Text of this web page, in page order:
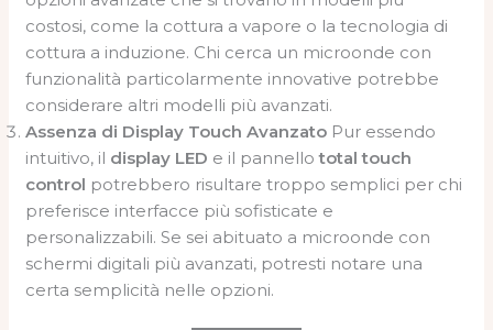
costosi, come la cottura a vapore o la tecnologia di
cottura a induzione. Chi cerca un microonde con
funzionalità particolarmente innovative potrebbe
considerare altri modelli più avanzati.
Assenza di Display Touch Avanzato Pur essendo
intuitivo, il display LED e il pannellototal touch
control potrebbero risultare troppo semplici per chi
preferisce interfacce più sofisticate e
personalizzabili. Se sei abituato a microonde con
schermi digitali più avanzati, potresti notare una
certa semplicità nelle opzioni.